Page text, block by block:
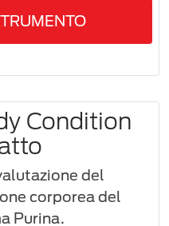
Condition
del
corporea del
Purina.